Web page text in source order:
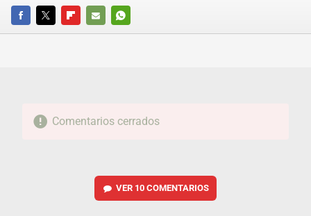
FACEBOOKTWITTERFLIPBOARD
E-
WHATSAPP
Comentarios cerrados
VER 10 COMENTARIOS